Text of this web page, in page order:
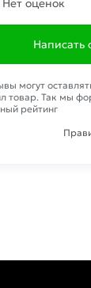
Нет оценок
Написать
могут
товар. Так мы
рейтинг